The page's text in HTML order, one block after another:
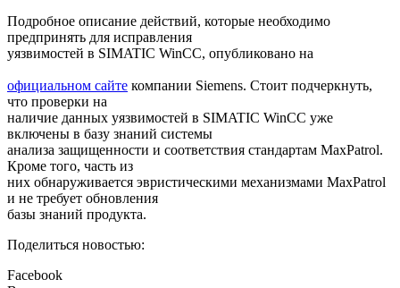
Подробное описание действий, которые необходимо
предпринять для исправления
уязвимостей в SIMATIC WinCC, опубликовано на
официальном сайте компании Siemens. Стоит подчеркнуть,
что проверки на
наличие данных уязвимостей в SIMATIC WinCC уже
включены в базу знаний системы
анализа защищенности и соответствия стандартам MaxPatrol.
Кроме того, часть из
них обнаруживается эвристическими механизмами MaxPatrol
и не требует обновления
базы знаний продукта.
Поделиться новостью:
Facebook